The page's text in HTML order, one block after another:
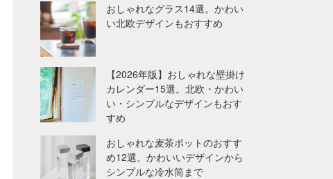
おしゃれなグラス14選。かわい
い北欧デザインもおすすめ
【2026年版】おしゃれな壁掛け
カレンダー15選。北欧・かわい
い・シンプルなデザインもおす
すめ
おしゃれな麦茶ポットのおすす
め12選。かわいいデザインから
シンプルな冷水筒まで